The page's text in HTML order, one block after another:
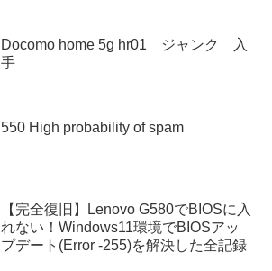
Docomo home 5g hr01 ジャンク 入
手
550 High probability of spam
【完全復旧】Lenovo G580でBIOSに入
れない！Windows11環境でBIOSアッ
プデート(Error -255)を解決した全記録